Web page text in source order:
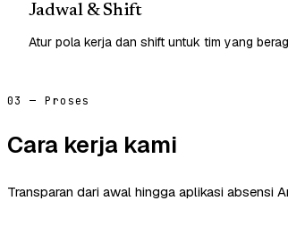
Jadwal & Shift
Atur pola kerja dan shift untuk tim yang
03 — Proses
Cara kerja kami
Transparan dari awal hingga aplikasi absensi